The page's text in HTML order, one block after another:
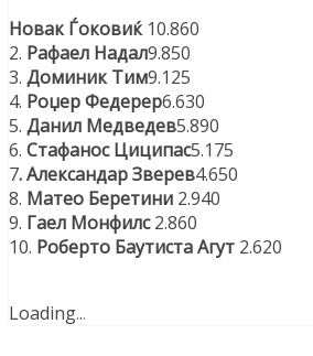
Новак Ѓоковиќ10.860
2. Рафаел Надал9.850
3. Доминик Тим9.125
4. Роџер Федерер6.630
5. Данил Медведев5.890
6. Стафанос Циципас5.175
7. Александар Зверев4.650
8. Матео Беретини 2.940
9. Гаел Монфилс2.860
10. Роберто Баутиста Агут 2.620
Loading...